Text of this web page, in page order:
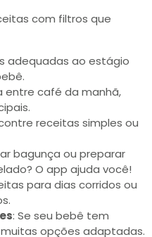
com filtros que
adequadas ao estágio
entre café da manhã,
receitas simples ou
bagunça ou preparar
O app ajuda você!
para dias corridos ou
: Se seu bebê tem
opções adaptadas.